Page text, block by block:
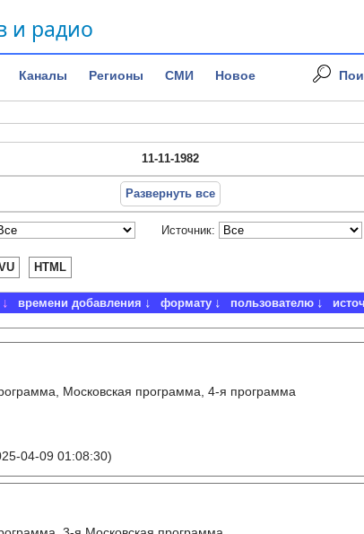
и радио
Каналы Регионы СМИ Новое
11-11-1982
Развернуть все
Источник:
HTML
времени добавления формату пользователю
Московская программа, 4-я программа
04-09 01:08:30)